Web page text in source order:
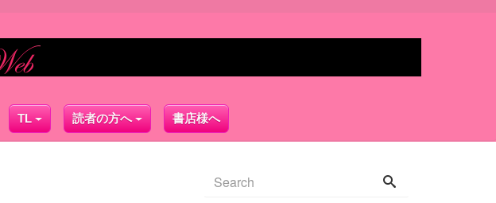
TL 読者の方へ 書店様へ